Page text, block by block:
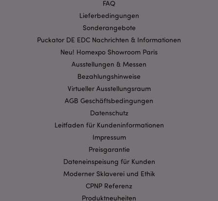
FAQ
Lieferbedingungen
Sonderangebote
Puckator DE EDC Nachrichten & Informationen
Neu! Homexpo Showroom Paris
Ausstellungen & Messen
Bezahlungshinweise
Virtueller Ausstellungsraum
AGB Geschäftsbedingungen
Datenschutz
Leitfaden für Kundeninformationen
Impressum
Preisgarantie
Dateneinspeisung für Kunden
Moderner Sklaverei und Ethik
CPNP Referenz
Produktneuheiten